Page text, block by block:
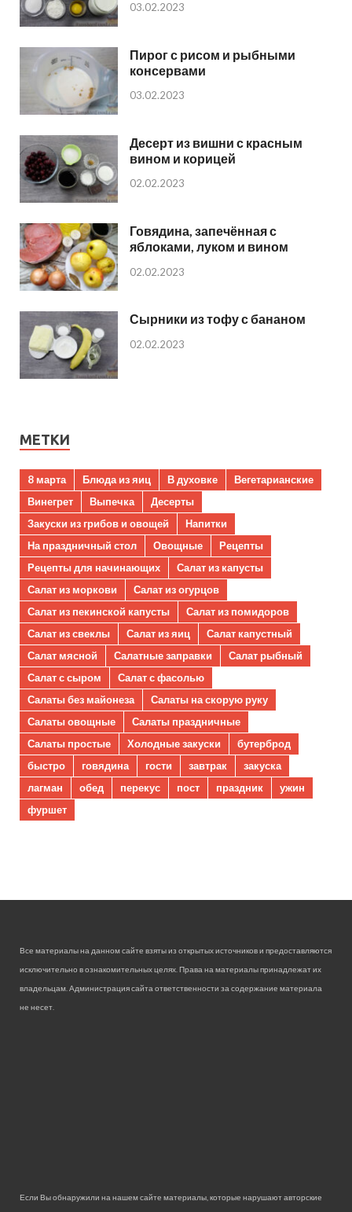
03.02.2023
Пирог с рисом и рыбными
консервами
03.02.2023
Десерт из вишни с красным
вином и корицей
02.02.2023
Говядина, запечённая с
яблоками, луком и вином
02.02.2023
Сырники из тофу с бананом
02.02.2023
МЕТКИ
8 марта Блюда из яиц В духовке
Вегетарианские
Винегрет
Выпечка
Десерты
Закуски из грибов и овощей
Напитки
На праздничный стол
Овощные
Рецепты
Рецепты для начинающих
Салат из капусты
Салат из моркови
Салат из огурцов
Салат из пекинской капусты
Салат из помидоров
Салат из свеклы
Салат из яиц
Салат капустный
Салат мясной
Салатные заправки
Салат рыбный
Салат с сыром
Салат с фасолью
Салаты без майонеза
Салаты на скорую руку
Салаты овощные
Салаты праздничные
Салаты простые
Холодные закуски
бутерброд
быстро
говядина гости завтрак
закуска
лагман
обед перекус пост праздник
ужин
фуршет
Все материалы на данном сайте взяты из открытых источников и предоставляются
исключительно в ознакомительных целях. Права на материалы принадлежат их
владельцам. Администрация сайта ответственности за содержание материала
не несет.
Если Вы обнаружили на нашем сайте материалы, которые нарушают авторские